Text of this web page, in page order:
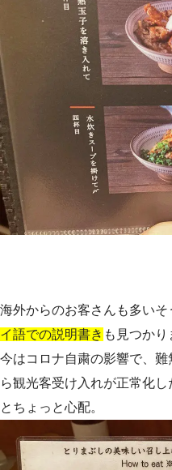
海外からのお客さんも多いそ
イ語での説明書き も見つかり
今はコロナ自粛の影響で、
ら観光客受け入れが正常化
とちょっと心配。